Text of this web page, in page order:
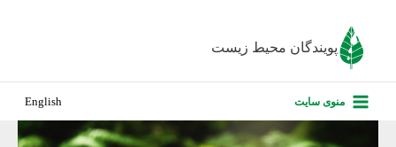
پویندگان محیط زیست
منوی سایت English
درباره ما
پروژه‌های